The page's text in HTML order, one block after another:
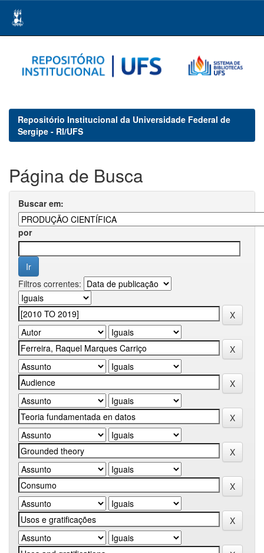
navigation
Repositório Institucional da Universidade Federal de
Sergipe - RI/UFS
Página de Busca
Buscar em:
por
Filtros correntes: